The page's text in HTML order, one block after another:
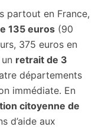
partout en France,
135 euros (90
375 euros en
retrait de 3
départements
immédiate. En
citoyenne de
d’aide aux